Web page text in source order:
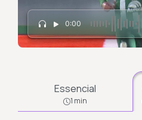
0:00
Essencial
1 min